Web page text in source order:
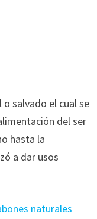
salvado el cual se
del ser
hasta la
a dar usos
naturales